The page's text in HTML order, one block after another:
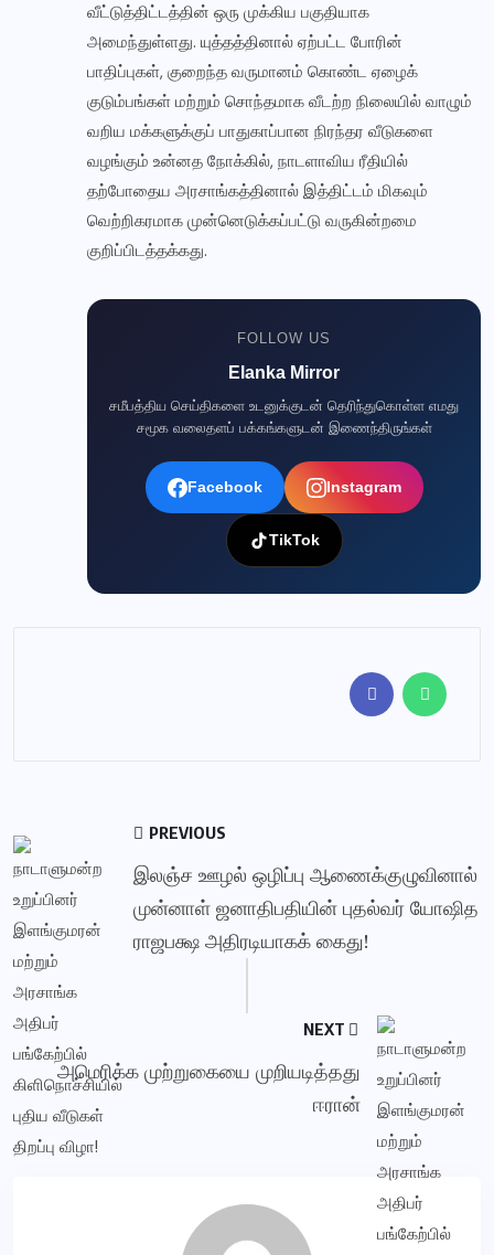
வீட்டுத்திட்டத்தின் ஒரு முக்கிய பகுதியாக
அமைந்துள்ளது. யுத்தத்தினால் ஏற்பட்ட போரின்
பாதிப்புகள், குறைந்த வருமானம் கொண்ட ஏழைக்
குடும்பங்கள் மற்றும் சொந்தமாக வீடற்ற நிலையில் வாழும்
வறிய மக்களுக்குப் பாதுகாப்பான நிரந்தர வீடுகளை
வழங்கும் உன்னத நோக்கில், நாடளாவிய ரீதியில்
தற்போதைய அரசாங்கத்தினால் இத்திட்டம் மிகவும்
வெற்றிகரமாக முன்னெடுக்கப்பட்டு வருகின்றமை
குறிப்பிடத்தக்கது.
FOLLOW US
Elanka Mirror
சமீபத்திய செய்திகளை உடனுக்குடன் தெரிந்துகொள்ள எமது
சமூக வலைதளப் பக்கங்களுடன் இணைந்திருங்கள்
Facebook Instagram
TikTok
PREVIOUS
இலஞ்ச ஊழல் ஒழிப்பு ஆணைக்குழுவினால்
முன்னாள் ஜனாதிபதியின் புதல்வர் யோஷித
ராஜபக்ஷ அதிரடியாகக் கைது!
NEXT
அமெரிக்க முற்றுகையை முறியடித்தது
ஈரான்
Elanka Mirror WhatsApp சேனல்
உடனுக்குடன் செய்திகளைப் பெற எங்கள் WhatsApp
சேனலில் இணையுங்கள்!
✅ இணையுங்கள் →